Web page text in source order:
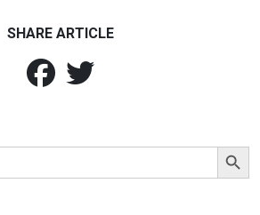
SHARE ARTICLE
Search Button